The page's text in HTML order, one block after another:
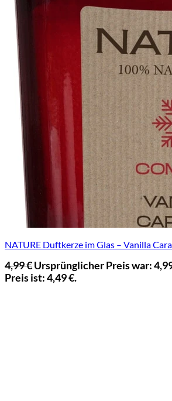
NATURE Duftkerze im Glas – Vanilla
4,99€Ursprünglicher Preis war:
Preis ist: 4,49 €.